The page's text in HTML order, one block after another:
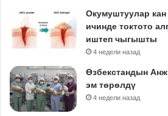
Окумуштуулар кан
ичинде токтото
иштеп чыгышты
4 недели назад
Өзбекстандын
эм төрөлдү
4 недели назад